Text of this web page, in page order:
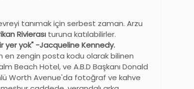
tanımak için serbest zaman. Arzu
Rivierası turuna katılabilirler.
yer yok" -Jacqueline Kennedy.
en zengin posta kodu olarak bilinen
Beach Hotel, ve A.B.D Başkanı Donald
Worth Avenue'da fotoğraf ve kahve